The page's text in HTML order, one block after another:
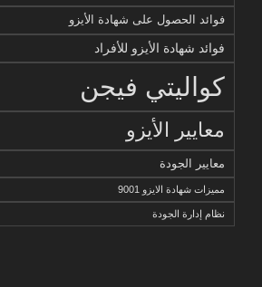
فوائد الحصول على شهادة الأيزو
فوائد شهادة الأيزو للأفراد
كواليتي فيجن
معايير الأيزو
معايير الجودة
مميزات شهادة الايزو 9001
نظام إدارة الجودة